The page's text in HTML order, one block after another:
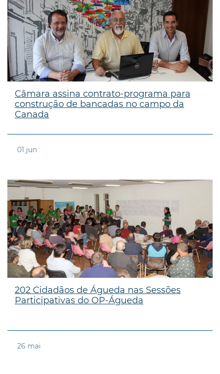
Câmara assina contrato-programa para
construção de bancadas no campo da
Canada
01 jun
202 Cidadãos de Águeda nas Sessões
Participativas do OP-Águeda
26 mai